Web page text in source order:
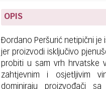
OPIS
Ðordano Peršurić netipični
jer proizvodi isključivo
probiti u sam vrh hrvatske
zahtjevnim i osjetljivim
dominiraju proizvođači